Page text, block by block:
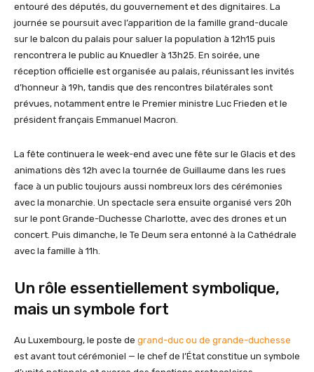
entouré des députés, du gouvernement et des dignitaires. La
journée se poursuit avec l’apparition de la famille grand-ducale
sur le balcon du palais pour saluer la population à 12h15 puis
rencontrera le public au Knuedler à 13h25. En soirée, une
réception officielle est organisée au palais, réunissant les invités
d’honneur à 19h, tandis que des rencontres bilatérales sont
prévues, notamment entre le Premier ministre Luc Frieden et le
président français Emmanuel Macron.
La fête continuera le week-end avec une fête sur le Glacis et des
animations dès 12h avec la tournée de Guillaume dans les rues
face à un public toujours aussi nombreux lors des cérémonies
avec la monarchie. Un spectacle sera ensuite organisé vers 20h
sur le pont Grande-Duchesse Charlotte, avec des drones et un
concert. Puis dimanche, le Te Deum sera entonné à la Cathédrale
avec la famille à 11h.
Un rôle essentiellement symbolique,
mais un symbole fort
Au Luxembourg, le poste de grand-duc ou de grande-duchesse
est avant tout cérémoniel — le chef de l’État constitue un symbole